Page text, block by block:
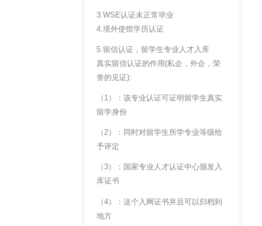
3.WSE认证未正常毕业
4.境外使馆学历认证
5.留信认证，留学生专业人才入库
真实留信认证的作用(私企，外企，荣
誉的见证):
（1）：该专业认证可证明留学生真实
留学身份
（2）：同时对留学生所学专业等级给
予评定
（3）：国家专业人才认证中心颁发入
库证书
（4）：这个入网证书并且可以归档到
地方